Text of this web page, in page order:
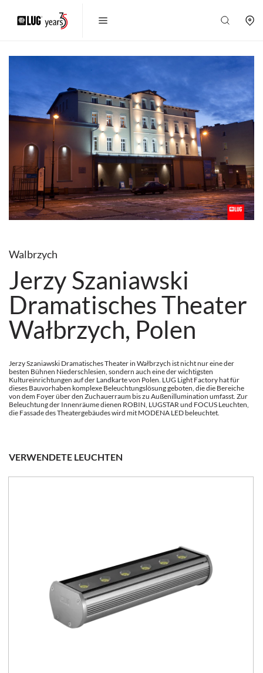
Walbrzych
Jerzy Szaniawski
Dramatisches Theater
Wałbrzych, Polen
Jerzy Szaniawski Dramatisches Theater in Wałbrzych ist nicht nur eine der
besten Bühnen Niederschlesien, sondern auch eine der wichtigsten
Kultureinrichtungen auf der Landkarte von Polen. LUG Light Factory hat für
dieses Bauvorhaben komplexe Beleuchtungslösung geboten, die die Bereiche
von dem Foyer über den Zuchauerraum bis zu Außenillumination umfasst. Zur
Beleuchtung der Innenräume dienen ROBIN, LUGSTAR und FOCUS Leuchten,
die Fassade des Theatergebäudes wird mit MODENA LED beleuchtet.
VERWENDETE LEUCHTEN